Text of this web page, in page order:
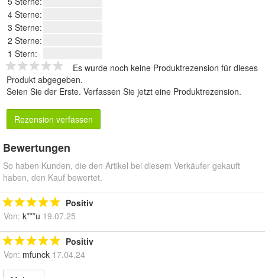
4 Sterne:
3 Sterne:
2 Sterne:
1 Stern:
Es wurde noch keine Produktrezension für dieses
Produkt abgegeben.
Seien Sie der Erste. Verfassen Sie jetzt eine Produktrezension.
Rezension verfassen
Bewertungen
So haben Kunden, die den Artikel bei diesem Verkäufer gekauft
haben, den Kauf bewertet.
Positiv
Von: k***u 19.07.25
Positiv
Von: mfunck 17.04.24